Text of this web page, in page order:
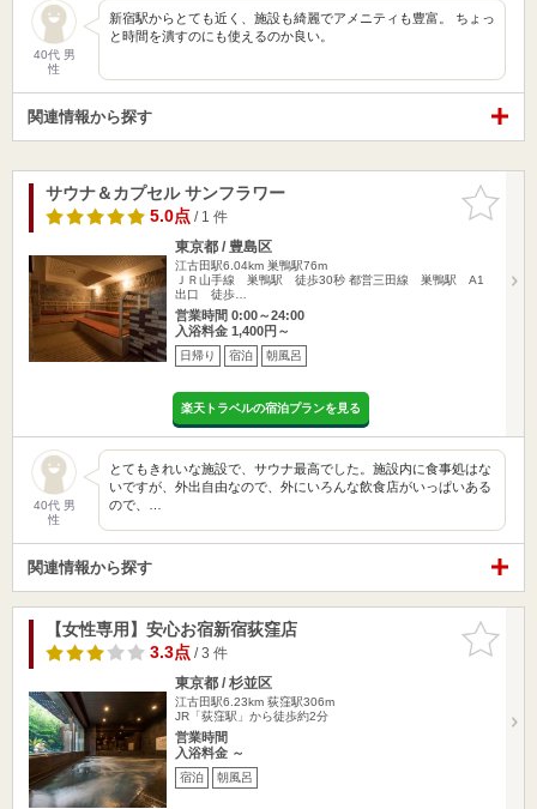
40代 男
性
新宿駅からとても近く、施設も綺麗でアメニティも豊富。 ちょっ
と時間を潰すのにも使えるのか良い。
関連情報から探す
お気に入
りに追加
サウナ＆カプセル サンフラワー
5.0点/ 1 件
東京都 / 豊島区
江古田駅6.04km 巣鴨駅76m
ＪＲ山手線 巣鴨駅 徒歩30秒 都営三田線 巣鴨駅 A1
出口 徒歩…
営業時間 0:00～24:00
入浴料金 1,400円～
日帰り 宿泊 朝風呂
楽天トラベルの宿泊プランを見る
40代 男
性
とてもきれいな施設で、サウナ最高でした。施設内に食事処はな
いですが、外出自由なので、外にいろんな飲食店がいっぱいある
ので、…
関連情報から探す
お気に入
りに追加
【女性専用】安心お宿新宿荻窪店
3.3点/ 3 件
東京都 / 杉並区
江古田駅6.23km 荻窪駅306m
JR「荻窪駅」から徒歩約2分
営業時間
入浴料金 ～
宿泊 朝風呂